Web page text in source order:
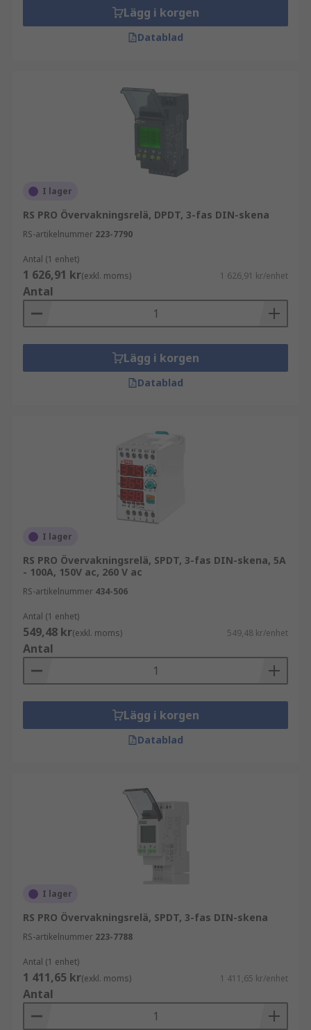
Lägg i korgen
Datablad
I lager
RS PRO Övervakningsrelä, DPDT, 3-fas DIN-skena
RS-artikelnummer 223-7790
Antal (1 enhet)
1 626,91 kr(exkl. moms) 1 626,91 kr/enhet
Antal
Lägg i korgen
Datablad
I lager
RS PRO Övervakningsrelä, SPDT, 3-fas DIN-skena, 5A
- 100A, 150V ac, 260 V ac
RS-artikelnummer 434-506
Antal (1 enhet)
549,48 kr(exkl. moms) 549,48 kr/enhet
Antal
Lägg i korgen
Datablad
I lager
RS PRO Övervakningsrelä, SPDT, 3-fas DIN-skena
RS-artikelnummer 223-7788
Antal (1 enhet)
1 411,65 kr(exkl. moms) 1 411,65 kr/enhet
Antal